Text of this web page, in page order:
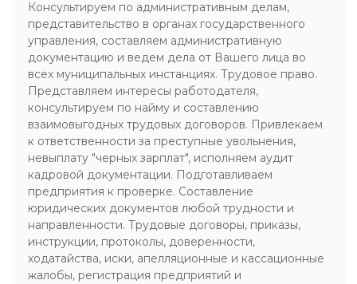
Консультируем по административным делам,
представительство в органах государственного
управления, составляем административную
документацию и ведем дела от Вашего лица во
всех муниципальных инстанциях. Трудовое право.
Представляем интересы работодателя,
консультируем по найму и составлению
взаимовыгодных трудовых договоров. Привлекаем
к ответственности за преступные увольнения,
невыплату "черных зарплат", исполняем аудит
кадровой документации. Подготавливаем
предприятия к проверке. Составление
юридических документов любой трудности и
направленности. Трудовые договоры, приказы,
инструкции, протоколы, доверенности,
ходатайства, иски, апелляционные и кассационные
жалобы, регистрация предприятий и